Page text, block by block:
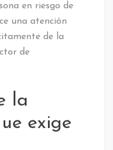
en riesgo de
una atención
de la
de
la
exige